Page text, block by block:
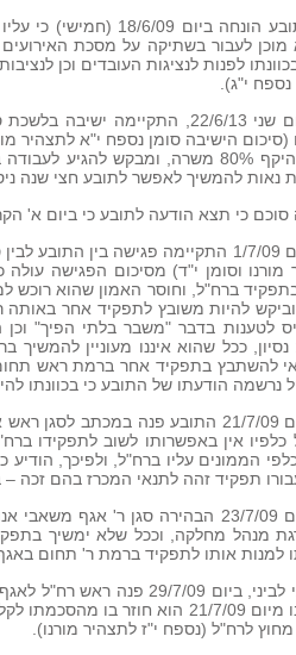
18. התובע הונחה
מוכן לעבור בשתיקה על מסכת
לפנות לנציגות העובדים וכן
נספח י"ג).
19. ביום שני 22/6/13,
(סיכום הישיבה סומן נספח י"א לתצהיר
נאות להמשיך לאפשר לתובע חצי שנה
סוכם כי תצא הודעה לתובע כי ביום א'
מורנו וסומן י"ד) מסיכום הפגישה
בתפקיד ברח"ל, וחוסר האמון שהוא רוכש
להיות משובץ לתפקיד אחר
לטענות בדבר "משבר בלתי הפיך"
ככל שהוא איננו מעוניין
להשתבץ בתפקיד אחר ברמת ראש
נרשמה הודעתו של התובע כי בכוונתו
21. ביום 21/7/09 התובע פנה
כלפיו אין באפשרותו לשוב לתפקידו
הממונים עליו ברח"ל, ולפיכך,
תפקיד זהה לתנאי המכרז בהם זכה
22. ביום 23/7/09 הבהירה סגן ר'
מנהל מחלקה, וככל שלא ימשיך
למנות אותו לתפקיד ברמת ר' תחום
23. ביני לביני, ביום 29/
במכתבו מיום 21/7/09 הוא
לרח"ל (נספח י"ז לתצהיר מורנו).